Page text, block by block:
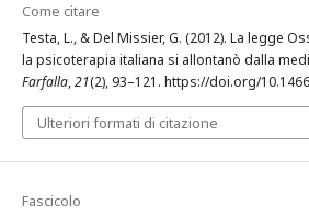
Come citare
Testa, L., & Del Missier, G. (2012). La legge
la psicoterapia italiana si allontanò dalla
Farfalla,21(2), 93–121. https://doi.org/
Ulteriori formati di citazione
Fascicolo